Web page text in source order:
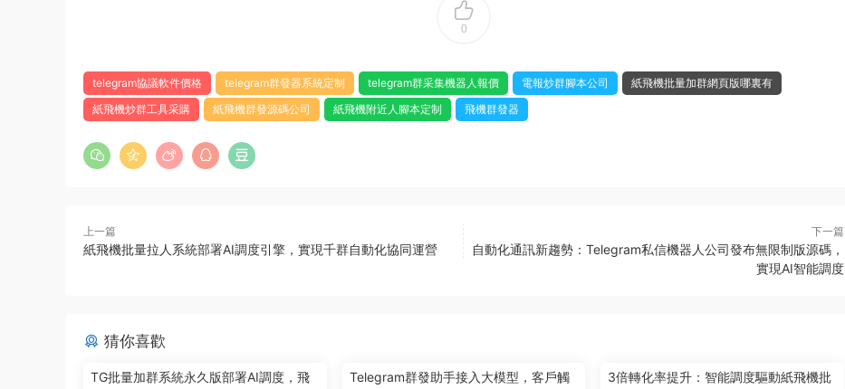
0
telegram協議軟件價格 telegram群發器系統定制 telegram群采集機器人報價 電報炒群腳本公司
紙飛機批量加群網頁版哪裏有
紙飛機炒群工具采購
紙飛機群發源碼公司 紙飛機附近人腳本定制 飛機群發器
上一篇
紙飛機批量拉人系統部署AI調度引擎，實現千群自動化協同運營
下一篇
自動化通訊新趨勢：Telegram私信機器人公司發布無限制版源碼，
實現AI智能調度
猜你喜歡
TG批量加群系統永久版部署AI調度，飛
Telegram群發助手接入大模型，客戶觸
3倍轉化率提升：智能調度驅動紙飛機批